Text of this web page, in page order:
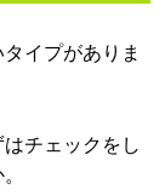
イプがありま
チェックをし